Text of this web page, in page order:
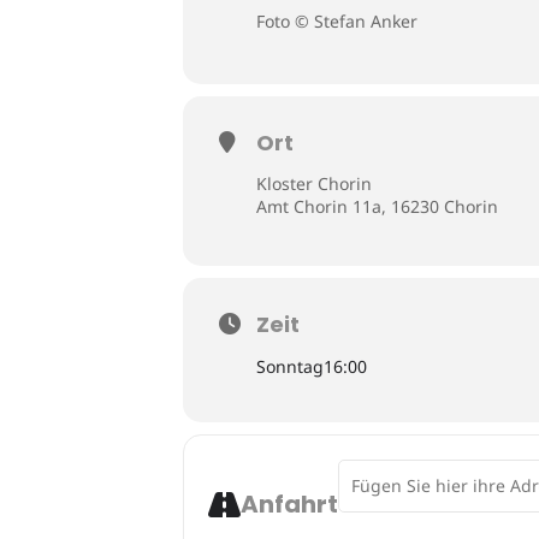
Foto © Stefan Anker
Ort
Kloster Chorin
Amt Chorin 11a, 16230 Chorin
Zeit
Sonntag16:00
Anfahrt
Address - Die Geburt